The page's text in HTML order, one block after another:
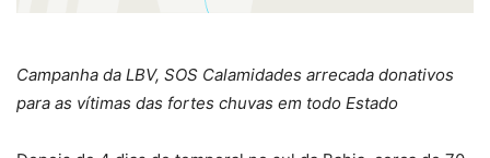
Campanha da LBV, SOS Calamidades arrecada donativos
para as vítimas das fortes chuvas em todo Estado